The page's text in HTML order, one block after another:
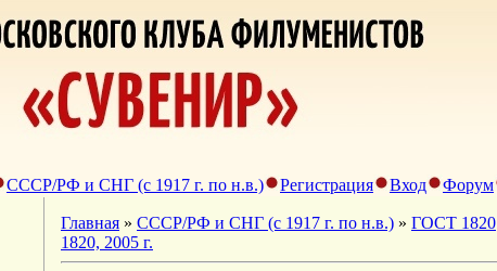
СССР/РФ и СНГ (с 1917 г. по н.в.) Регистрация Вход
Форум
Главная » СССР/РФ и СНГ (с 1917 г. по н.в.) » ГОСТ 1820
1820, 2005 г.